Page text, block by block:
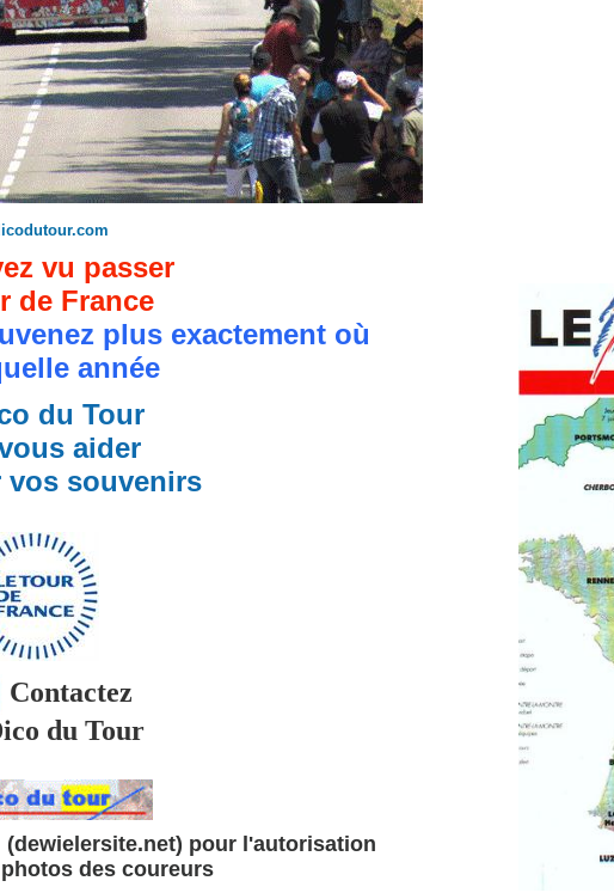
vu passer
de France
plus exactement où
année
du Tour
aider
vos souvenirs
Contactez
du Tour
pour l'autorisation
des coureurs